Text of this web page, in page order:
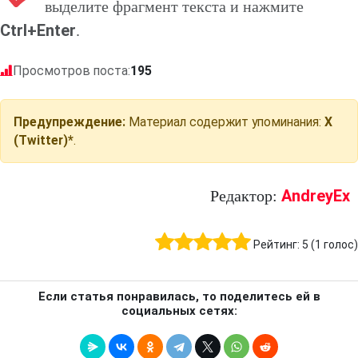
выделите фрагмент текста и нажмите
Ctrl+Enter.
Просмотров поста:195
Предупреждение: Материал содержит упоминания: X
(Twitter)*.
Редактор: AndreyEx
Рейтинг: 5 (1 голос)
Если статья понравилась, то поделитесь ей в
социальных сетях: